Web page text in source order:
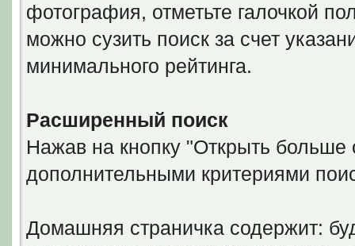
фотография, отметьте галочкой
можно сузить поиск за счет
минимального рейтинга.
Расширенный поиск
Нажав на кнопку "Открыть
дополнительными критериями
Домашняя страничка содержит: